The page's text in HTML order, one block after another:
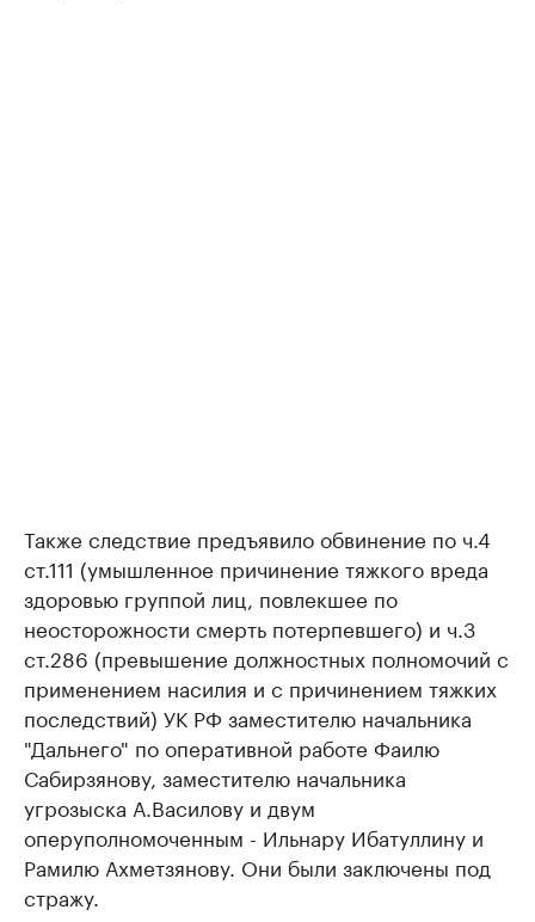
Также следствие предъявило обвинение по ч.4
ст.111 (умышленное причинение тяжкого вреда
здоровью группой лиц, повлекшее по
неосторожности смерть потерпевшего) и ч.3
ст.286 (превышение должностных полномочий с
применением насилия и с причинением тяжких
последствий) УК РФ заместителю начальника
"Дальнего" по оперативной работе Фаилю
Сабирзянову, заместителю начальника
угрозыска А.Василову и двум
оперуполномоченным - Ильнару Ибатуллину и
Рамилю Ахметзянову. Они были заключены под
стражу.